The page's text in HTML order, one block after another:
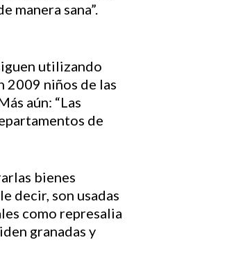
manera sana”.
utilizando
2009 niños de las
aún: “Las
de
bienes
decir, son usadas
como represalia
granadas y